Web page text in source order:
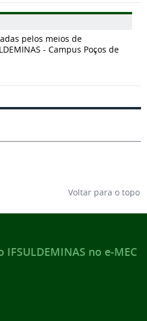
pelos meios de
- Campus Poços de
Voltar para o topo
no e-MEC